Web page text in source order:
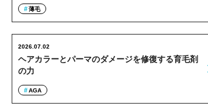
薄毛
ヘアカラーとパーマのダメージを修復する育毛剤
の力
2026.07.02
AGA